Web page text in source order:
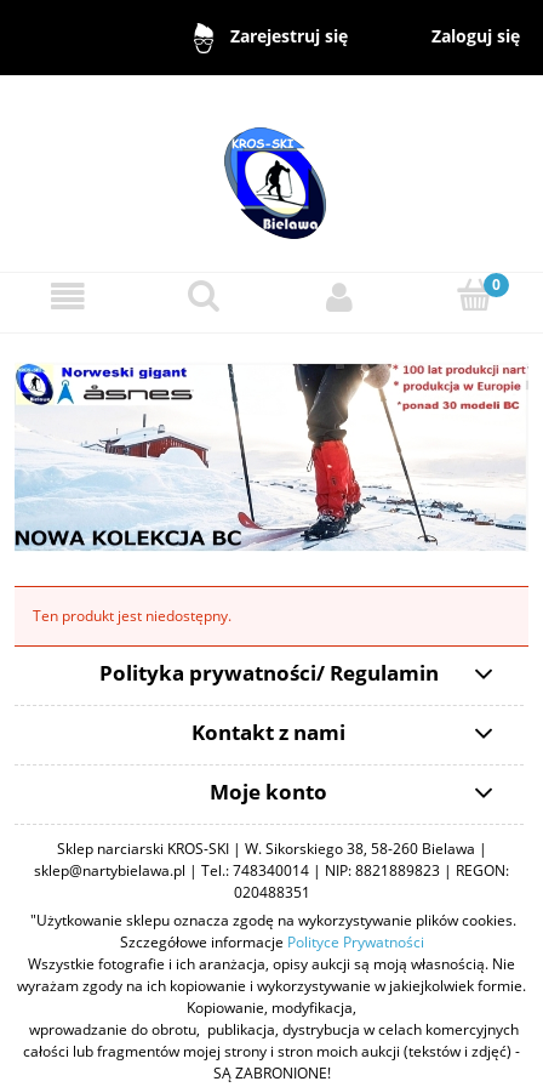
Zarejestruj się Zaloguj się
Ten produkt jest niedostępny.
Polityka prywatności/ Regulamin
Kontakt z nami
Moje konto
Sklep narciarski KROS-SKI | W. Sikorskiego 38, 58-260 Bielawa |
sklep@nartybielawa.pl | Tel.: 748340014 | NIP: 8821889823 | REGON:
020488351
"Użytkowanie sklepu oznacza zgodę na wykorzystywanie plików cookies.
Szczegółowe informacje Polityce Prywatności
Wszystkie fotografie i ich aranżacja, opisy aukcji są moją własnością. Nie
wyrażam zgody na ich kopiowanie i wykorzystywanie w jakiejkolwiek formie.
Kopiowanie, modyfikacja,
wprowadzanie do obrotu, publikacja, dystrybucja w celach komercyjnych
całości lub fragmentów mojej strony i stron moich aukcji (tekstów i zdjęć) -
SĄ ZABRONIONE!